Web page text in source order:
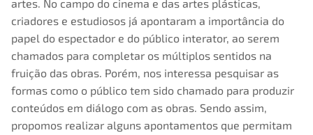
artes. No campo do cinema e das artes plásticas,
criadores e estudiosos já apontaram a importância do
papel do espectador e do público interator, ao serem
chamados para completar os múltiplos sentidos na
fruição das obras. Porém, nos interessa pesquisar as
formas como o público tem sido chamado para produzir
conteúdos em diálogo com as obras. Sendo assim,
propomos realizar alguns apontamentos que permitam